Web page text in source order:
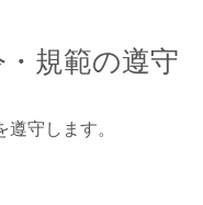
規範の遵守
守します。